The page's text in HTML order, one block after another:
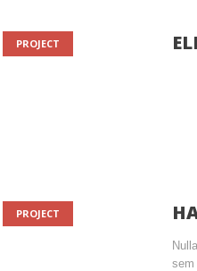
PROJECT
PROJECT
sem